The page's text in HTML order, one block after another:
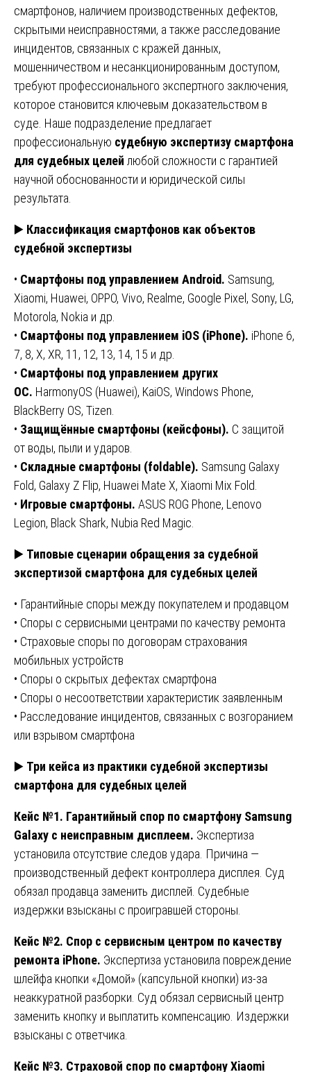
смартфонов, наличием производственных дефектов,
скрытыми неисправностями, а также расследование
инцидентов, связанных с кражей данных,
мошенничеством и несанкционированным доступом,
требуют профессионального экспертного заключения,
которое становится ключевым доказательством в
суде. Наше подразделение предлагает
профессиональную судебную экспертизу смартфона
для судебных целей любой сложности с гарантией
научной обоснованности и юридической силы
результата.
▶️ Классификация смартфонов как объектов
судебной экспертизы
• Смартфоны под управлением Android. Samsung,
Xiaomi, Huawei, OPPO, Vivo, Realme, Google Pixel, Sony, LG,
Motorola, Nokia и др.
• Смартфоны под управлением iOS (iPhone). iPhone 6,
7, 8, X, XR, 11, 12, 13, 14, 15 и др.
• Смартфоны под управлением других
ОС. HarmonyOS (Huawei), KaiOS, Windows Phone,
BlackBerry OS, Tizen.
• Защищённые смартфоны (кейсфоны). С защитой
от воды, пыли и ударов.
• Складные смартфоны (foldable). Samsung Galaxy
Fold, Galaxy Z Flip, Huawei Mate X, Xiaomi Mix Fold.
• Игровые смартфоны. ASUS ROG Phone, Lenovo
Legion, Black Shark, Nubia Red Magic.
▶️ Типовые сценарии обращения за судебной
экспертизой смартфона для судебных целей
• Гарантийные споры между покупателем и продавцом
• Споры с сервисными центрами по качеству ремонта
• Страховые споры по договорам страхования
мобильных устройств
• Споры о скрытых дефектах смартфона
• Споры о несоответствии характеристик заявленным
• Расследование инцидентов, связанных с возгоранием
или взрывом смартфона
▶️ Три кейса из практики судебной экспертизы
смартфона для судебных целей
Кейс №1. Гарантийный спор по смартфону Samsung
Galaxy с неисправным дисплеем. Экспертиза
установила отсутствие следов удара. Причина —
производственный дефект контроллера дисплея. Суд
обязал продавца заменить дисплей. Судебные
издержки взысканы с проигравшей стороны.
Кейс №2. Спор с сервисным центром по качеству
ремонта iPhone. Экспертиза установила повреждение
шлейфа кнопки «Домой» (капсульной кнопки) из-за
неаккуратной разборки. Суд обязал сервисный центр
заменить кнопку и выплатить компенсацию. Издержки
взысканы с ответчика.
Кейс №3. Страховой спор по смартфону Xiaomi